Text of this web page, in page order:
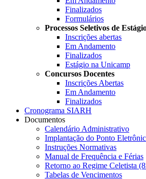
Finalizados
Formulários
Processos Seletivos de
Inscrições abertas
Em Andamento
Finalizados
Estágio na Unicamp
Concursos Docentes
Inscrições Abertas
Em Andamento
Finalizados
Cronograma SIARH
Documentos
Calendário Administrativo
Implantação do Ponto
Instruções Normativas
Manual de Frequência e Férias
Retorno ao Regime Celetista
Tabelas de Vencimentos